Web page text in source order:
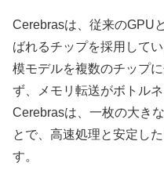
Cerebrasは、従来のGPU
ばれるチップを採用して
模モデルを複数のチップ
ず、メモリ転送がボトル
Cerebrasは、一枚の大き
とで、高速処理と安定し
す。